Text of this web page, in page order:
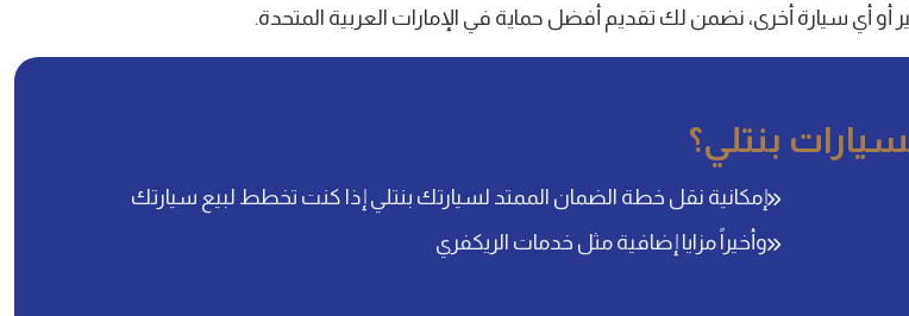
أو أي سيارة أخرى، نضمن لك تقديم أفضل حماية في الإمارات العربية المتحدة.
بنتلي؟
إمكانية نقل خطة الضمان الممتد لسيارتك بنتلي إذا كنت تخطط لبيع سيارتك
وأخيراً مزايا إضافية مثل خدمات الريكفري